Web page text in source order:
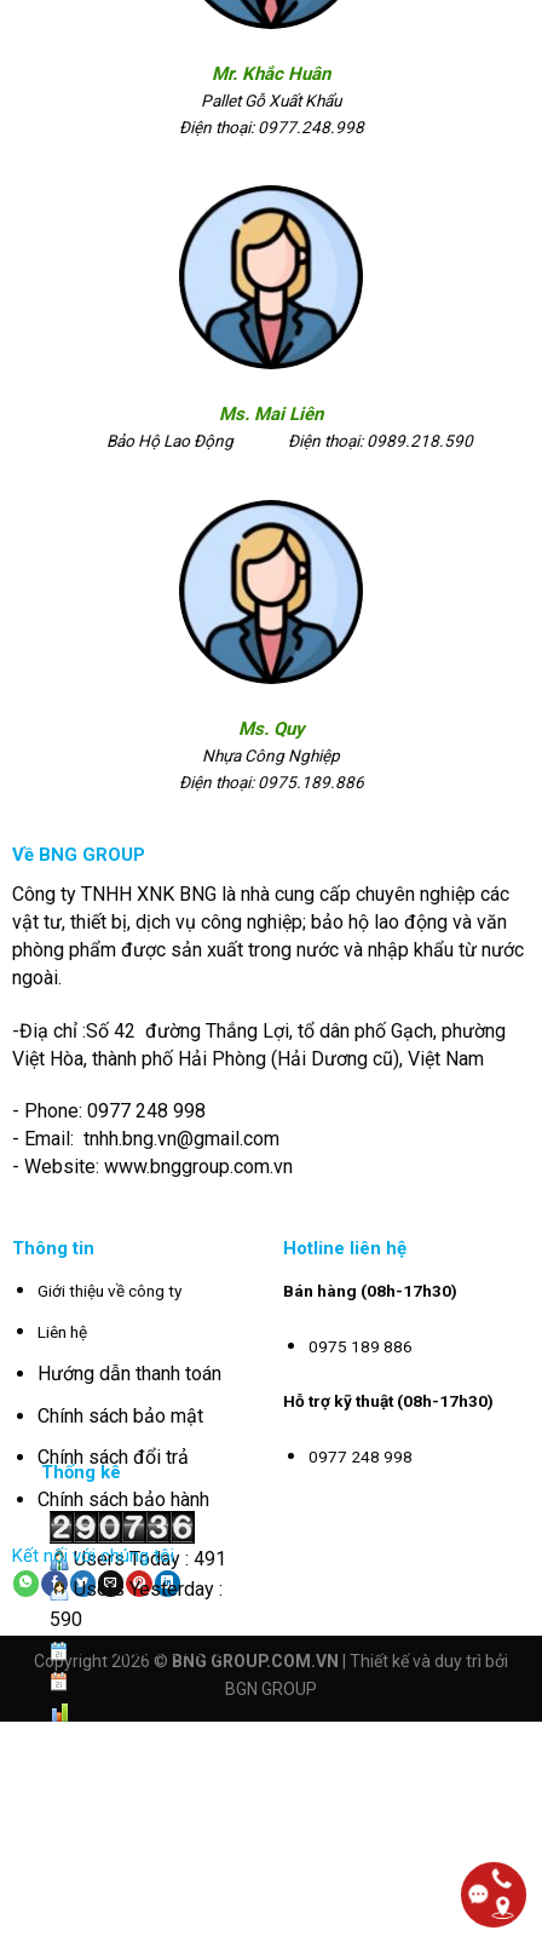
Mr. Khắc Huân
Pallet Gỗ Xuất Khẩu
Điện thoại: 0977.248.998
Ms. Mai Liên
Bảo Hộ Lao Động Điện thoại: 0989.218.590
Ms. Quy
Nhựa Công Nghiệp
Điện thoại: 0975.189.886
Về BNG GROUP
Công ty TNHH XNK BNG là nhà cung cấp chuyên nghiệp các
vật tư, thiết bị, dịch vụ công nghiệp; bảo hộ lao động và văn
phòng phẩm được sản xuất trong nước và nhập khẩu từ nước
ngoài.
-Điạ chỉ :Số 42 đường Thắng Lợi, tổ dân phố Gạch, phường
Việt Hòa, thành phố Hải Phòng (Hải Dương cũ), Việt Nam
- Phone: 0977 248 998
- Email: tnhh.bng.vn@gmail.com
- Website: www.bnggroup.com.vn
Thông tin
Giới thiệu về công ty
Liên hệ
Hướng dẫn thanh toán
Chính sách bảo mật
Chính sách đổi trả
Chính sách bảo hành
Kết nối với chúng tôi
Hotline liên hệ
Bán hàng (08h-17h30)
0975 189 886
Hỗ trợ kỹ thuật (08h-17h30)
0977 248 998
Thống kê
Users Today : 491
Users Yesterday :
590
This Month : 3293
Copyright 2026 © BNG GROUP.COM.VN
| Thiết kế và duy trì bởi
BGN GROUP